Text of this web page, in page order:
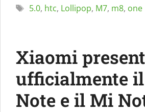
Tag
5.0, htc, Lollipop, M7, m8, one
Xiaomi
ufficialmente
Note e il Mi